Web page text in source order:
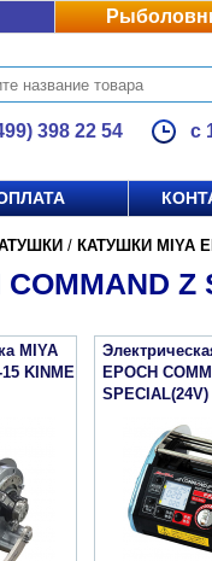
398 22 54 с
/ КАТУШКИ MIYA
COMMAND Z
MIYA
KINME
EPOCH
SPECIAL(24V)